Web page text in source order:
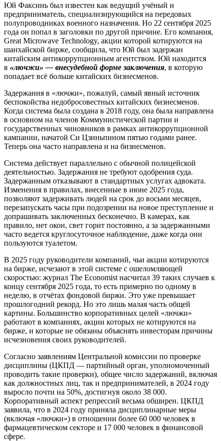
Юй Факсинь был известен как ведущий учёный и
предприниматель, специализирующийся на передовых
полупроводниках военного назначения. Но 22 сентября 2025
года он попал в заголовки по другой причине. Его компания,
Great Microwave Technology, акции которой котируются на
шанхайской бирже, сообщила, что Юй был задержан
китайским антикоррупционным агентством. Юй находится
в «лючжи» — внесудебной форме заключения, в которую
попадает всё больше китайских бизнесменов.
Задержания в «лючжи», пожалуй, самый явный источник
беспокойства недобросовестных китайских бизнесменов.
Когда система была создана в 2018 году, она была направлена ​​
в основном на членов Коммунистической партии и
государственных чиновников в рамках антикоррупционной
кампании, начатой ​​Си Цзиньпином пятью годами ранее.
Теперь она часто направлена ​​и на бизнесменов.
Система действует параллельно с обычной полицейской
деятельностью. Задержания не требуют одобрения суда.
Задержанным отказывают в стандартных услугах адвоката.
Изменения в правилах, внесенные в июне 2025 года,
позволяют задерживать людей на срок до восьми месяцев,
перезапускать часы при подозрении на новое преступление и
допрашивать заключенных бесконечно. В камерах, как
правило, нет окон, свет горит постоянно, а за задержанными
часто ведется круглосуточное наблюдение, даже когда они
пользуются туалетом.
В 2025 году руководители компаний, чьи акции котируются
на бирже, исчезают в этой системе с ошеломляющей
скоростью: журнал The Economist насчитал 39 таких случаев к
концу сентября 2025 года, то есть примерно по одному в
неделю, в отчётах фондовой биржи. Это уже превышает
прошлогодний рекорд. Но это лишь малая часть общей
картины. Большинство корпоративных целей «лючжи»
работают в компаниях, акции которых не котируются на
бирже, и которые не обязаны объяснять инвесторам причины
исчезновения своих руководителей.
Согласно заявлениям Центральной комиссии по проверке
дисциплины (ЦКПД — партийный орган, уполномоченный
проводить такие проверки), общее число задержаний, включая
как должностных лиц, так и предпринимателей, в 2024 году
выросло почти на 50%, достигнув около 38 000.
Корпоративный аспект репрессий весьма обширен. ЦКПД
заявила, что в 2024 году приняла дисциплинарные меры
(включая «лючжи») в отношении более 60 000 человек в
фармацевтическом секторе и 17 000 человек в финансовой
сфере.